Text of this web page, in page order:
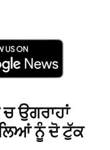
ਉਗਰਾਹਾਂ
ਨੂੰ ਦੋ ਟੁੱਕ